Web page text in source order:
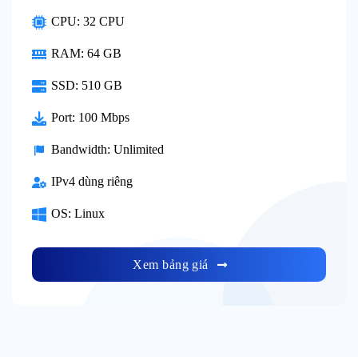
CPU: 32 CPU
RAM: 64 GB
SSD: 510 GB
Port: 100 Mbps
Bandwidth: Unlimited
IPv4 dùng riêng
OS: Linux
Xem bảng giá